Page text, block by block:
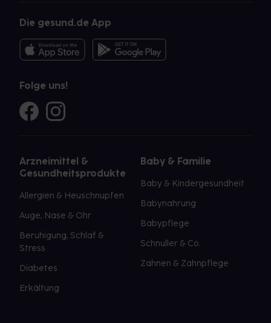
Die gesund.de App
Folge uns!
Arzneimittel &
Gesundheitsprodukte
Allergien & Heuschnupfen
Auge, Nase & Ohr
Beruhigung, Schlaf &
Stress
Diabetes
Erkältung
Baby & Familie
Baby & Kindergesundheit
Babynahrung
Babypflege
Schnuller & Co.
Zahnen & Zahnpflege